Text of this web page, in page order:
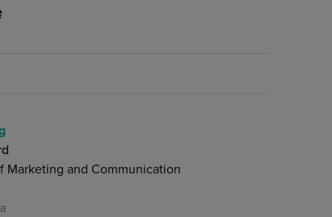
Marketing and Communication